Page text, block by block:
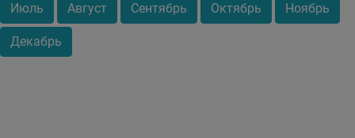
Июль Август Сентябрь Октябрь Ноябрь
Декабрь